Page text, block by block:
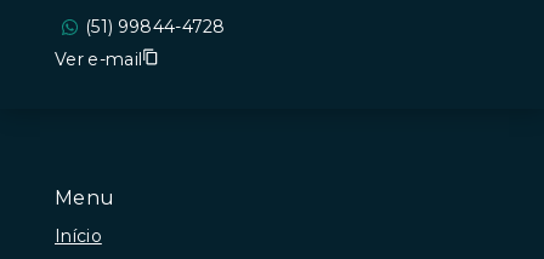
Menu
Início
(51) 99844-4728
Ver e-mail